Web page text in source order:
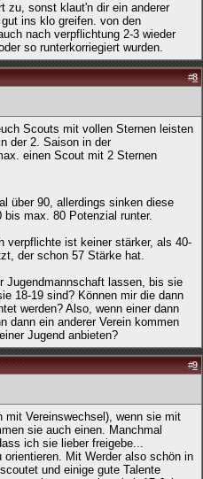
zu, sonst klaut'n dir ein anderer
ins klo greifen. von den
nach verpflichtung 2-3 wieder
so runterkorriegiert wurden.
#8
Scouts mit vollen Sternen leisten
der 2. Saison in der
einen Scout mit 2 Sternen
über 90, allerdings sinken diese
max. 80 Potenzial runter.
verpflichte ist keiner stärker, als 40-
der schon 57 Stärke hat.
Jugendmannschaft lassen, bis sie
18-19 sind? Können mir die dann
werden? Also, wenn einer dann
dann ein anderer Verein kommen
Jugend anbieten?
#9
mit Vereinswechsel), wenn sie mit
sie auch einen. Manchmal
ich sie lieber freigebe...
Mit Werder also schön in
und einige gute Talente